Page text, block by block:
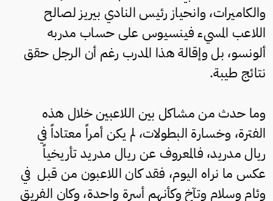
والكاميرات، وانحياز رئيس النادي بيريز لصالح
اللاعب المسيء فينسيوس على حساب مدربه
ألونسو، بل وإقالة هذا المدرب رغم أن الرجل حقق
نتائج طيبة.
وما حدث من مشاكل بين اللاعبين خلال هذه
الفترة، وخسارة البطولات، لم يكن أمراً معتاداً في
ريال مدريد، فالمعروف عن ريال مدريد تأريخياً
عكس ما نراه اليوم، فقد كان اللاعبون من قبل في
وئام وسلام وتآخ وكأنهم أسرة واحدة، وكان الفريق